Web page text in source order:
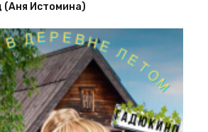
(Аня Истомина)